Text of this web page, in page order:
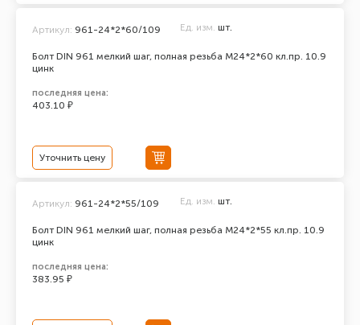
Болт DIN 961 мелкий шаг, полная резьба M24*2*60 кл.пр. 10.9
цинк
Артикул: 961-24*2*60/109 Ед. изм. шт.
последняя цена:
403.10 ₽
Уточнить цену
Болт DIN 961 мелкий шаг, полная резьба M24*2*55 кл.пр. 10.9
цинк
Артикул: 961-24*2*55/109 Ед. изм. шт.
последняя цена:
383.95 ₽